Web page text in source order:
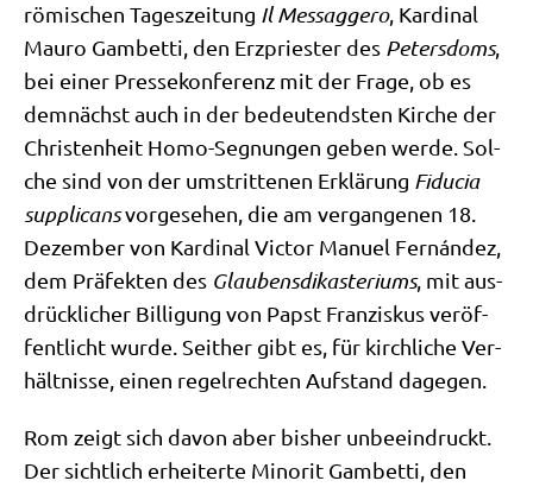
römi­schen Tages­zei­tung Il Mess­ag­ge­ro, Kar­di­nal
Mau­ro Gam­bet­ti, den Erz­prie­ster des Peters­doms,
bei einer Pres­se­kon­fe­renz mit der Fra­ge, ob es
dem­nächst auch in der bedeu­tend­sten Kir­che der
Chri­sten­heit Homo-Seg­nun­gen geben wer­de. Sol­
che sind von der umstrit­te­nen Erklä­rung Fidu­cia
sup­pli­cansvor­ge­se­hen, die am ver­gan­ge­nen 18.
Dezem­ber von Kar­di­nal Vic­tor Manu­el Fernán­dez,
dem Prä­fek­ten des Glau­bens­dik­aste­ri­ums, mit aus­
drück­li­cher Bil­li­gung von Papst Fran­zis­kus ver­öf­
fent­licht wur­de. Seit­her gibt es, für kirch­li­che Ver­
hält­nis­se, einen regel­rech­ten Auf­stand dagegen.
Rom zeigt sich davon aber bis­her unbe­ein­druckt.
Der sicht­lich erhei­ter­te Mino­rit Gam­bet­ti, den